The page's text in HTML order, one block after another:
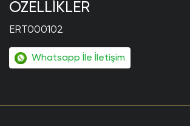
ÖZELLİKLER
ERT000102
Whatsapp İle İletişim